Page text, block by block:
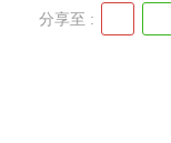
分享至 :